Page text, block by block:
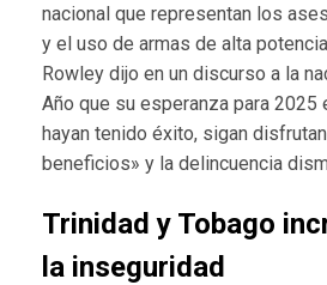
nacional que representan los
y el uso de armas de alta
Rowley dijo en un discurso a la
Año que su esperanza para 2025
hayan tenido éxito, sigan
beneficios» y la delincuencia
Trinidad y Tobago
la inseguridad